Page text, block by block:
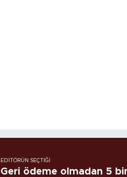
EDITÖRÜN SEÇTIĞI
Geri ödeme olmadan 5